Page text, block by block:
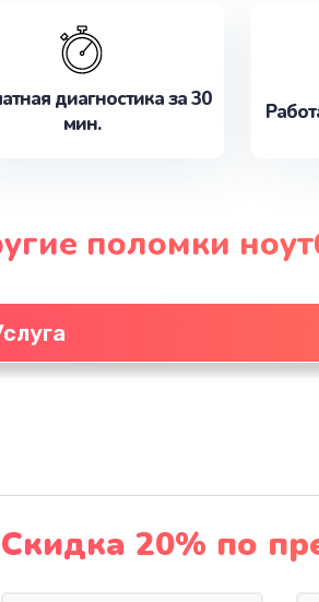
диагностика за 30
мин.
поломки
Скидка 20% по